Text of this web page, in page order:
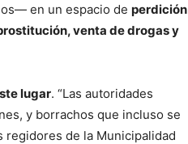
en un espacio de perdición
venta de drogas y
lugar. “Las autoridades
y borrachos que incluso se
regidores de la Municipalidad